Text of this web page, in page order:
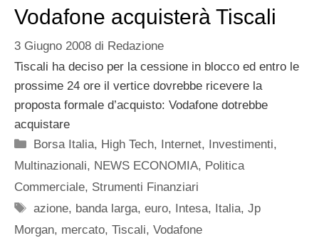
Vodafone acquisterà Tiscali
3 Giugno 2008 di Redazione
Tiscali ha deciso per la cessione in blocco ed entro le
prossime 24 ore il vertice dovrebbe ricevere la
proposta formale d’acquisto: Vodafone dotrebbe
acquistare
Categorie
Borsa Italia, High Tech, Internet, Investimenti,
Multinazionali, NEWS ECONOMIA, Politica
Commerciale, Strumenti Finanziari
Tag
azione, banda larga,euro, Intesa, Italia,Jp
Morgan, mercato, Tiscali, Vodafone